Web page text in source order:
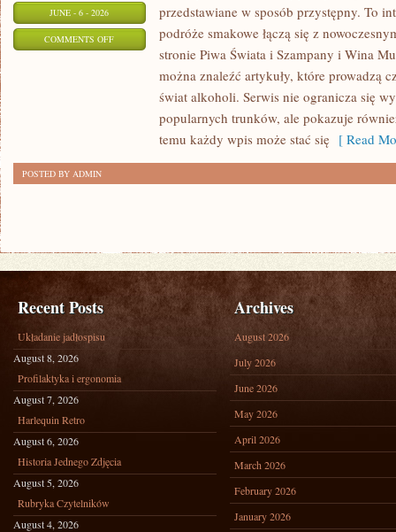
JUNE - 6 - 2026
COMMENTS OFFON
TADZIKPIJE
przedstawiane w sposób przystępny. To
podróże smakowe łączą się z
stronie Piwa Świata i Szampany i Wina
można znaleźć artykuły, które prowadzą
świat alkoholi. Serwis nie ogranicza się
popularnych trunków, ale pokazuje
temu każdy wpis może stać się [ Read
POSTED BY ADMIN
Recent Posts
Układanie jadłospisu
August 8, 2026
Profilaktyka i ergonomia
August 7, 2026
Harlequin Retro
August 6, 2026
Historia Jednego Zdjęcia
August 5, 2026
Rubryka Czytelników
August 4, 2026
Archives
August 2026
July 2026
June 2026
May 2026
April 2026
March 2026
February 2026
January 2026